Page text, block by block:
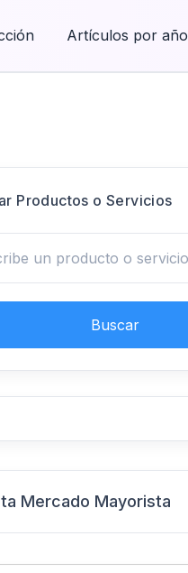
Artículos por año
Productos o Servicios
Buscar
Mercado Mayorista